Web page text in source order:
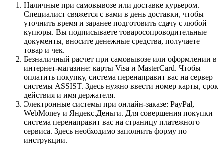
Наличные при самовывозе или доставке курьером.
Специалист свяжется с вами в день доставки, чтобы
уточнить время и заранее подготовить сдачу с любой
купюры. Вы подписываете товаросопроводительные
документы, вносите денежные средства, получаете
товар и чек.
Безналичный расчет при самовывозе или оформлении в
интернет-магазине: карты Visa и MasterCard. Чтобы
оплатить покупку, система перенаправит вас на сервер
системы ASSIST. Здесь нужно ввести номер карты, срок
действия и имя держателя.
Электронные системы при онлайн-заказе: PayPal,
WebMoney и Яндекс.Деньги. Для совершения покупки
система перенаправит вас на страницу платежного
сервиса. Здесь необходимо заполнить форму по
инструкции.